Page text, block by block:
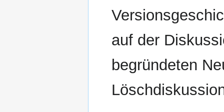
auf der
begründeten